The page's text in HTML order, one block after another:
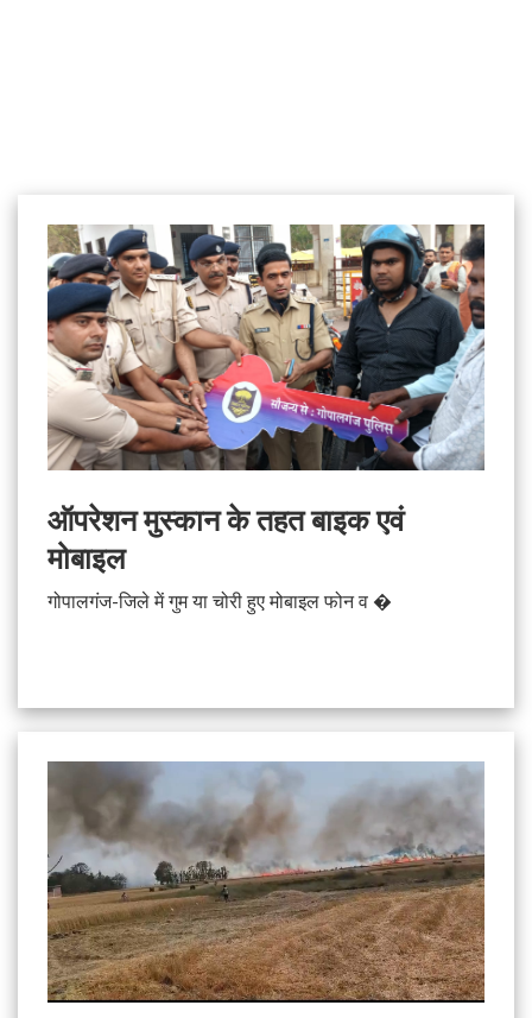
ऑपरेशन मुस्कान के तहत बाइक एवं
मोबाइल
गोपालगंज-जिले में गुम या चोरी हुए मोबाइल फोन व �